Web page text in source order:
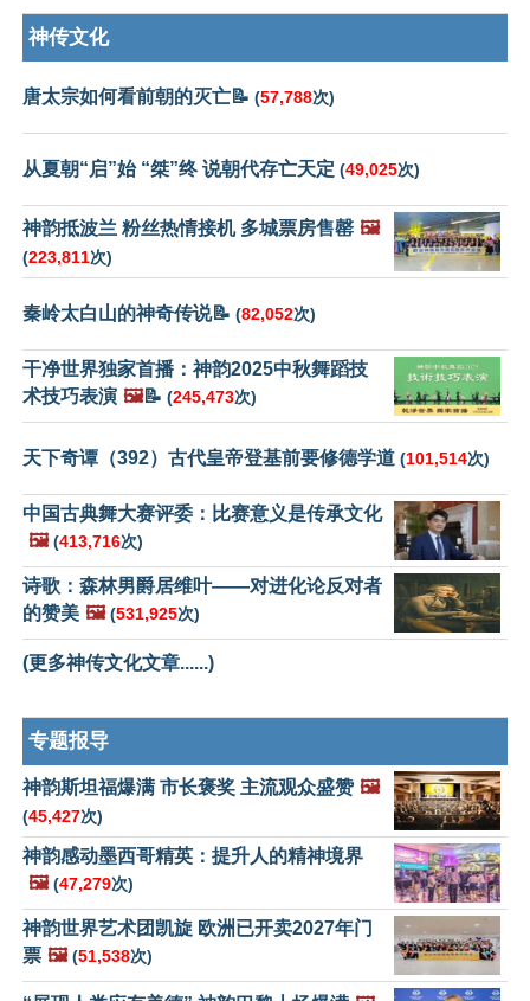
神传文化
唐太宗如何看前朝的灭亡📝 (57,788次)
从夏朝“启”始 “桀”终 说朝代存亡天定 (49,025次)
神韵抵波兰 粉丝热情接机 多城票房售罄 🖼️
(223,811次)
秦岭太白山的神奇传说📝 (82,052次)
干净世界独家首播：神韵2025中秋舞蹈技
术技巧表演 🖼️📝 (245,473次)
天下奇谭（392）古代皇帝登基前要修德学道 (101,514次)
中国古典舞大赛评委：比赛意义是传承文化
🖼️ (413,716次)
诗歌：森林男爵居维叶——对进化论反对者
的赞美 🖼️ (531,925次)
(更多神传文化文章......)
专题报导
神韵斯坦福爆满 市长褒奖 主流观众盛赞 🖼️
(45,427次)
神韵感动墨西哥精英：提升人的精神境界
🖼️ (47,279次)
神韵世界艺术团凯旋 欧洲已开卖2027年门
票 🖼️ (51,538次)